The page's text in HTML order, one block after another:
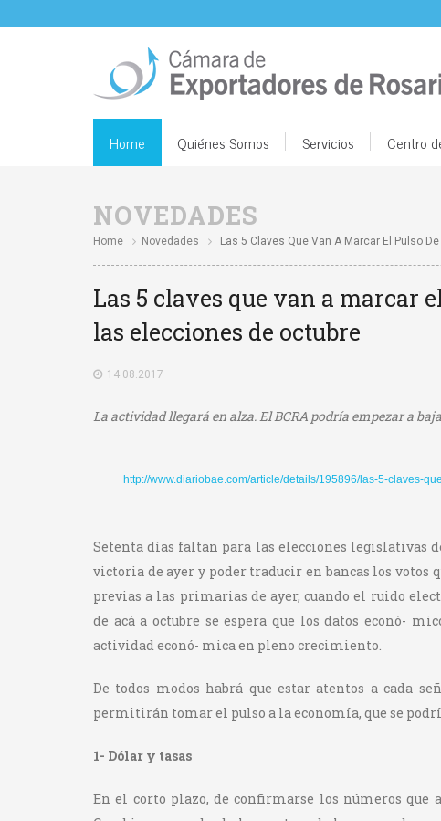
Home Quiénes Somos Servicios Centro
NOVEDADES
Home Novedades Las 5 Claves Que Van A Marcar El Pulso
Las 5 claves que van a marcar
las elecciones de octubre
14.08.2017
La actividad llegará en alza. El BCRA podría empezar a
http://www.diariobae.com/article/details/195896/las-5-claves-
Setenta días faltan para las elecciones legislativas
victoria de ayer y poder traducir en bancas los votos
previas a las primarias de ayer, cuando el ruido
de acá a octubre se espera que los datos econó-
actividad econó- mica en pleno crecimiento.
De todos modos habrá que estar atentos a cada
permitirán tomar el pulso a la economía, que se
1- Dólar y tasas
En el corto plazo, de confirmarse los números